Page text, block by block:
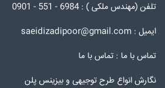
تلفن (مهندس ملکی ) : 6984 - 551 - 0901
ایمیل : saeidizadipoor@gmail.com
تماس با ما : تماس با ما
نگارش انواع طرح توجیهی و بیزینس پلن